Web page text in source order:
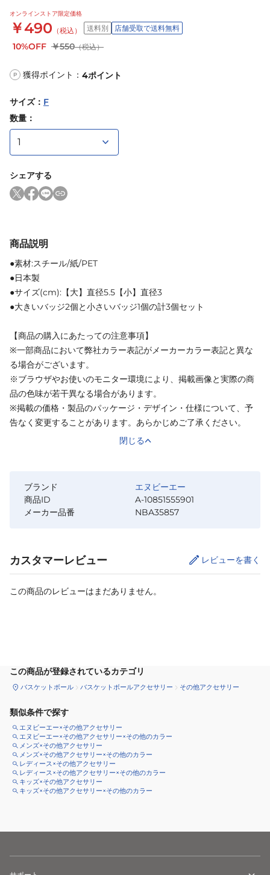
オンラインストア限定価格
￥490 （税込） 送料別 店舗受取で送料無料
10%OFF ￥550（税込）
P 獲得ポイント： 4ポイント
サイズ： F
数量：
シェアする
商品説明
●素材:スチール/紙/PET
●日本製
●サイズ(cm):【大】直径5.5【小】直径3
●大きいバッジ2個と小さいバッジ1個の計3個セット
【商品の購入にあたっての注意事項】
※一部商品において弊社カラー表記がメーカーカラー表記と異な
る場合がございます。
※ブラウザやお使いのモニター環境により、掲載画像と実際の商
品の色味が若干異なる場合があります。
※掲載の価格・製品のパッケージ・デザイン・仕様について、予
告なく変更することがあります。あらかじめご了承ください。
閉じる
ブランド
エヌビーエー
商品ID
A-10851555901
メーカー品番
NBA35857
カスタマーレビュー レビューを書く
この商品のレビューはまだありません。
この商品が登録されているカテゴリ
バスケットボール バスケットボールアクセサリー その他アクセサリー
類似条件で探す
エヌビーエー×その他アクセサリー
エヌビーエー×その他アクセサリー×その他のカラー
メンズ×その他アクセサリー
メンズ×その他アクセサリー×その他のカラー
レディース×その他アクセサリー
レディース×その他アクセサリー×その他のカラー
キッズ×その他アクセサリー
キッズ×その他アクセサリー×その他のカラー